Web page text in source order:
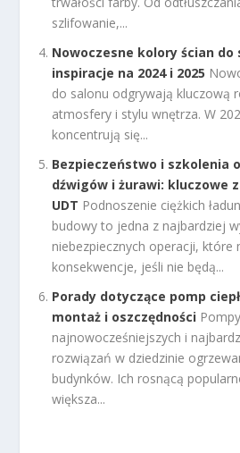
szlifowanie,...
Nowoczesne kolory ścian
inspiracje na 2024 i 2025
do salonu odgrywają kluczową
atmosfery i stylu wnętrza. W
koncentrują się...
Bezpieczeństwo i szkolenia
dźwigów i żurawi: kluczowe
UDT Podnoszenie ciężkich
budowy to jedna z najbardziej
niebezpiecznych operacji, które
konsekwencje, jeśli nie będą...
Porady dotyczące pomp
montaż i oszczędności
najnowocześniejszych i
rozwiązań w dziedzinie
budynków. Ich rosnącą
większa...